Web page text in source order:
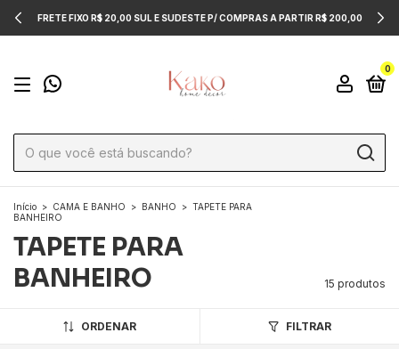
FRETE FIXO R$ 20,00 SUL E SUDESTE P/ COMPRAS A PARTIR R$ 200,00
0
Início > CAMA E BANHO > BANHO > TAPETE PARA
BANHEIRO
TAPETE PARA
BANHEIRO
15 produtos
ORDENAR FILTRAR